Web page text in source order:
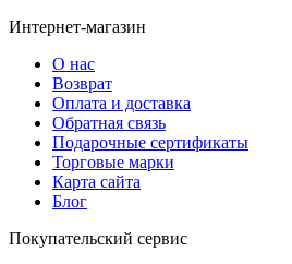
Интернет-магазин
О нас
Возврат
Оплата и доставка
Обратная связь
Подарочные сертификаты
Торговые марки
Карта сайта
Блог
Покупательский сервис